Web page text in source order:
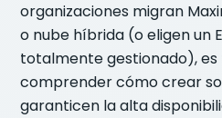
organizaciones migran
o nube híbrida (o eligen un
totalmente gestionado),
comprender cómo crear
garanticen la alta